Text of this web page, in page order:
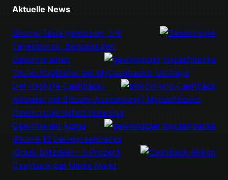
Aktuelle News
Shoop: Tesla gewinnen, 3 €
Tagesbonus, Bonusstufen
Gewinne einen
Teufel-Kopfhörer bei MyCashbacks-Umfrage
Der nächste Cashback-
Anbieter mit Bitcoin-Auszahlung? Mycashbacks
Gewinnspiel liefert Hinweise
Gewinne ein Apple
iPhone 13 bei mycashbacks
iGraal: Blitzdeal – 5 Prozent
Cashback bei Media Markt